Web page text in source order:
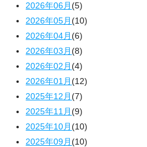
2026年06月(5)
2026年05月(10)
2026年04月(6)
2026年03月(8)
2026年02月(4)
2026年01月(12)
2025年12月(7)
2025年11月(9)
2025年10月(10)
2025年09月(10)